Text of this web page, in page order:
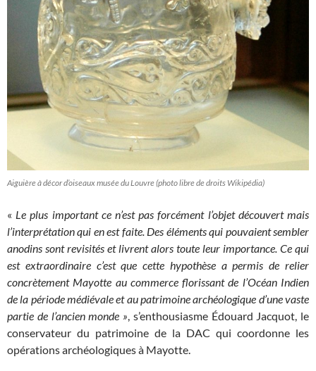
Aiguière à décor d’oiseaux musée du Louvre (photo libre de droits Wikipédia)
« Le plus important ce n’est pas forcément l’objet découvert mais
l’interprétation qui en est faite. Des éléments qui pouvaient sembler
anodins sont revisités et livrent alors toute leur importance. Ce qui
est extraordinaire c’est que cette hypothèse a permis de relier
concrètement Mayotte au commerce florissant de l’Océan Indien
de la période médiévale et au patrimoine archéologique d’une vaste
partie de l’ancien monde », s’enthousiasme Édouard Jacquot, le
conservateur du patrimoine de la DAC qui coordonne les
opérations archéologiques à Mayotte.